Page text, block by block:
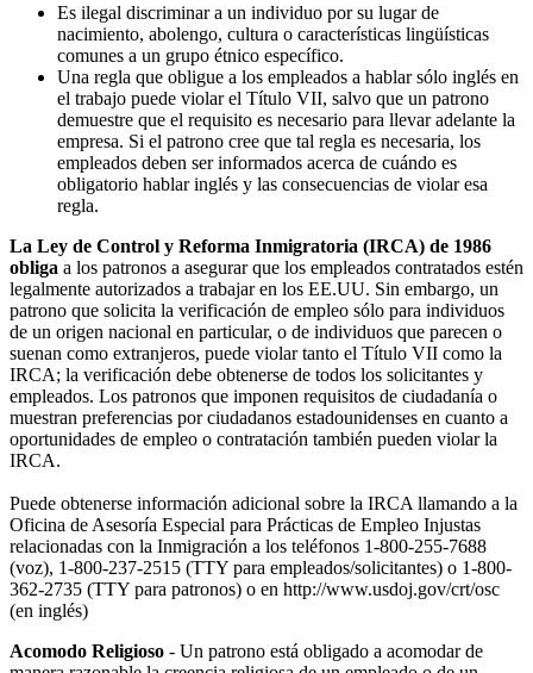
Es ilegal discriminar a un individuo por su lugar de
nacimiento, abolengo, cultura o características lingüísticas
comunes a un grupo étnico específico.
Una regla que obligue a los empleados a hablar sólo inglés en
el trabajo puede violar el Título VII, salvo que un patrono
demuestre que el requisito es necesario para llevar adelante la
empresa. Si el patrono cree que tal regla es necesaria, los
empleados deben ser informados acerca de cuándo es
obligatorio hablar inglés y las consecuencias de violar esa
regla.
La Ley de Control y Reforma Inmigratoria (IRCA) de 1986
obliga a los patronos a asegurar que los empleados contratados estén
legalmente autorizados a trabajar en los EE.UU. Sin embargo, un
patrono que solicita la verificación de empleo sólo para individuos
de un origen nacional en particular, o de individuos que parecen o
suenan como extranjeros, puede violar tanto el Título VII como la
IRCA; la verificación debe obtenerse de todos los solicitantes y
empleados. Los patronos que imponen requisitos de ciudadanía o
muestran preferencias por ciudadanos estadounidenses en cuanto a
oportunidades de empleo o contratación también pueden violar la
IRCA.
Puede obtenerse información adicional sobre la IRCA llamando a la
Oficina de Asesoría Especial para Prácticas de Empleo Injustas
relacionadas con la Inmigración a los teléfonos 1-800-255-7688
(voz), 1-800-237-2515 (TTY para empleados/solicitantes) o 1-800-
362-2735 (TTY para patronos) o en http://www.usdoj.gov/crt/osc
(en inglés)
Acomodo Religioso - Un patrono está obligado a acomodar de